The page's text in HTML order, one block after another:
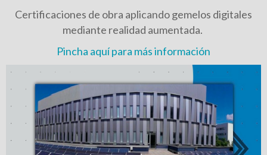
Certificaciones de obra aplicando gemelos digitales
mediante realidad aumentada.
Pincha aquí para más información